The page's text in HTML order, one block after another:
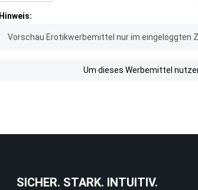
Hinweis:
Vorschau Erotikwerbemittel nur im eingeloggten
Um dieses Werbemittel
SICHER. STARK. INTUITIV.